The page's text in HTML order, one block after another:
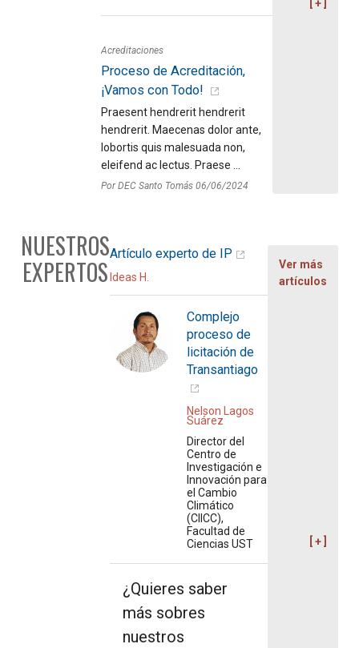
Acreditaciones
Proceso de Acreditación,
¡Vamos con Todo!
Praesent hendrerit hendrerit
hendrerit. Maecenas dolor ante,
lobortis quis malesuada non,
eleifend ac lectus. Praese ...
Por DEC Santo Tomás 06/06/2024
NUESTROS
EXPERTOS
Artículo experto de IP
Ideas H.
Complejo
proceso de
licitación de
Transantiago
Nelson Lagos
Suárez
Director del
Centro de
Investigación e
Innovación para
el Cambio
Climático
(CIICC),
Facultad de
Ciencias UST
¿Quieres saber
más sobres
nuestros
Ver más
artículos